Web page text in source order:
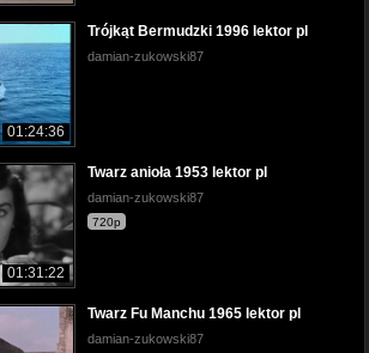
01:24:36
Trójkąt Bermudzki 1996 lektor pl
damian-zukowski87
01:31:22
Twarz anioła 1953 lektor pl
damian-zukowski87
720p
Twarz Fu Manchu 1965 lektor pl
damian-zukowski87